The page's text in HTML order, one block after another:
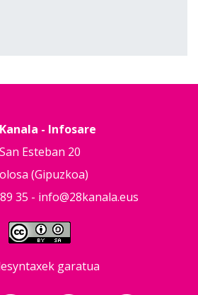
- Infosare
San Esteban 20
(Gipuzkoa)
35 - info@28kanala.eus
garatua